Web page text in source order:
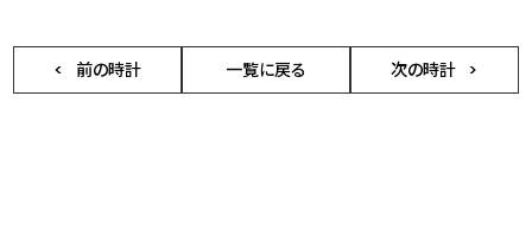
前の時計 一覧に戻る 次の時計